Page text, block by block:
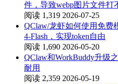
件，导致webp图片文件打
阅读 1,319 2026-07-25
QClaw/龙虾如何使用免费
4-Flash，实现token自由
阅读 1,690 2026-05-20
QClaw和WorkBuddy升级
耐用
阅读 2,359 2026-05-19